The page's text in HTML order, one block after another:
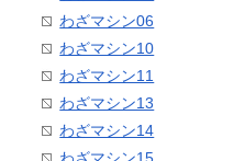
わざマシン06
わざマシン10
わざマシン11
わざマシン13
わざマシン14